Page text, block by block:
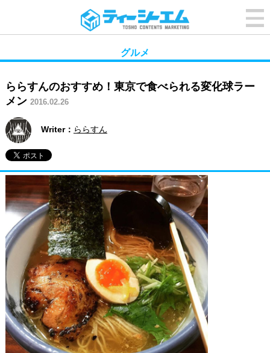
グルメ
ららすんのおすすめ！東京で食べられる変化球ラー
メン 2016.02.26
Writer： ららすん